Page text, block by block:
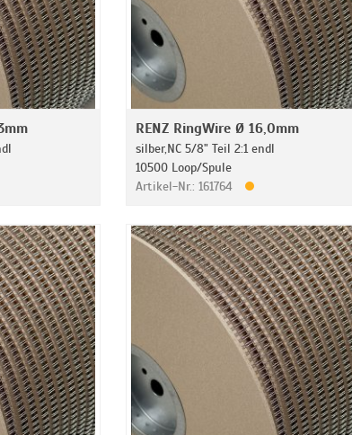
RENZ RingWire Ø 16,0mm
silber,NC 5/8" Teil 2:1 endl
10500 Loop/Spule
Artikel-Nr.: 161764